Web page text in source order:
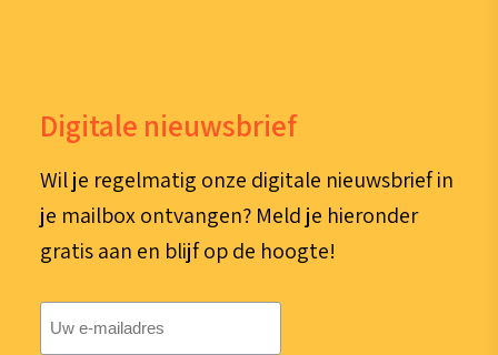
Digitale nieuwsbrief
Wil je regelmatig onze digitale nieuwsbrief in
je mailbox ontvangen? Meld je hieronder
gratis aan en blijf op de hoogte!
mailadres